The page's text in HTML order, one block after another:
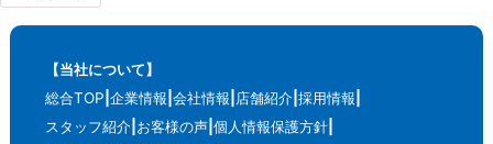
【当社について】
総合TOP 企業情報 会社情報 店舗紹介 採用情報
スタッフ紹介 お客様の声 個人情報保護方針